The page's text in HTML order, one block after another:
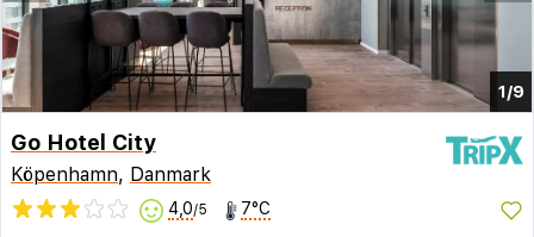
1/9
Go Hotel City
Köpenhamn, Danmark
4,0/5 7°C